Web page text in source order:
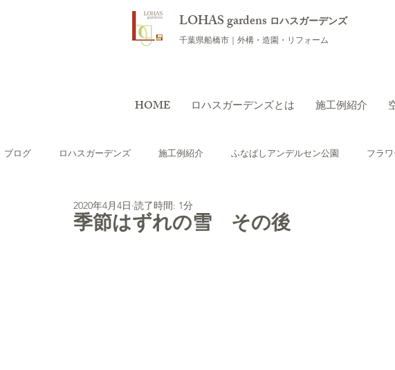
LOHAS gardens ロハスガーデンズ
千葉県船橋市｜外構・造園・リフォーム
HOME ロハスガーデンズとは 施工例紹介
ブログ ロハスガーデンズ 施工例紹介 ふなばしアンデルセン公園 フラ
おすすめの植物 ワークショップ 庭のリフォーム（リガーデン）
季節はずれの雪 その後
2020年4月4日 読了時間: 1分